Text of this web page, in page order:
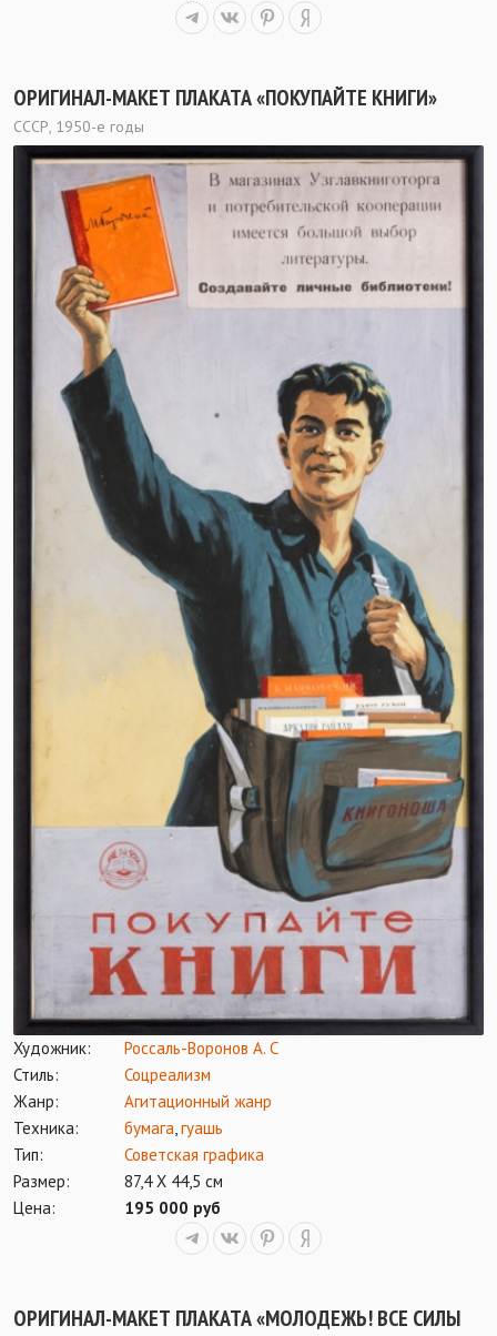
ОРИГИНАЛ-МАКЕТ ПЛАКАТА «ПОКУПАЙТЕ КНИГИ»
СССР, 1950-е годы
Художник:
Россаль-Воронов А. С
Стиль:
Соцреализм
Жанр:
Агитационный жанр
Техника:
бумага гуашь
Тип:
Советская графика
Размер:
87,4 Х 44,5 см
Цена:
195 000 руб
ОРИГИНАЛ-МАКЕТ ПЛАКАТА «МОЛОДЕЖЬ! ВСЕ СИЛЫ